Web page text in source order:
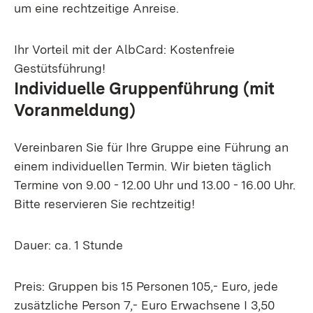
um eine rechtzeitige Anreise.
Ihr Vorteil mit der AlbCard: Kostenfreie
Gestütsführung!
Individuelle Gruppenführung (mit
Voranmeldung)
Vereinbaren Sie für Ihre Gruppe eine Führung an
einem individuellen Termin. Wir bieten täglich
Termine von 9.00 - 12.00 Uhr und 13.00 - 16.00 Uhr.
Bitte reservieren Sie rechtzeitig!
Dauer: ca. 1 Stunde
Preis: Gruppen bis 15 Personen 105,- Euro, jede
zusätzliche Person 7,- Euro Erwachsene I 3,50